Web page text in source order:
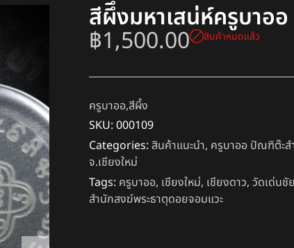
สีผึึ้งมหาเสน่ห์ครูบาออ
฿1,500.00 สินค้าหมดแล้ว
ครูบาออ,สีผึ้ง
SKU: 000109
Categories: สินค้าแนะนำ, ครูบาออ ปัณฑิต๊ะส
จ.เชียงใหม่
Tags: ครูบาออ, เชียงใหม่, เชียงดาว,วัดเด่นชั
สำนักสงฆ์พระธาตุดอยจอมแวะ